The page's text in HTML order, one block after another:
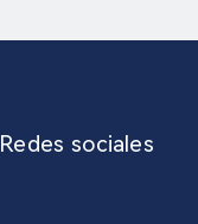
Redes sociales